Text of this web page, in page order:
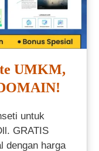
UMKM,
untuk
GRATIS
dengan harga